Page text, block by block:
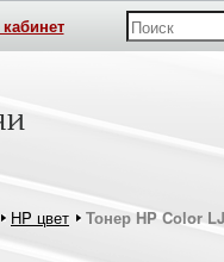
HP цвет
Тонер HP Color